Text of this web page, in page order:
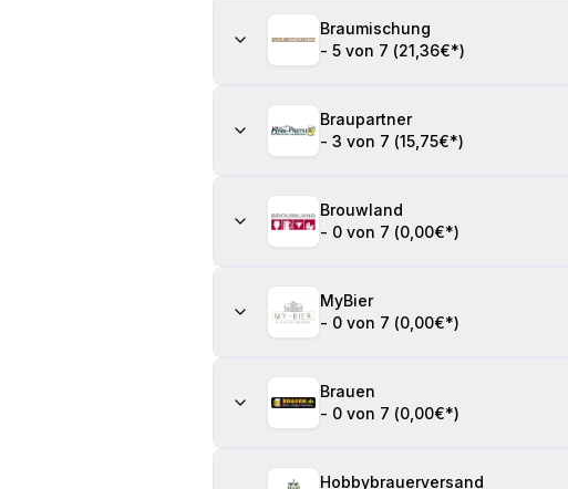
Braumischung
- 5 von 7 (21,36€*)
Braupartner
- 3 von 7 (15,75€*)
Brouwland
- 0 von 7 (0,00€*)
MyBier
- 0 von 7 (0,00€*)
Brauen
- 0 von 7 (0,00€*)
Hobbybrauerversand